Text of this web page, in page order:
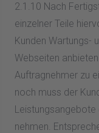
2.1.10 Nach
einzelner Teile
Kunden Wartungs-
Webseiten
Auftragnehmer zu
noch muss der
Leistungsangebote
nehmen.